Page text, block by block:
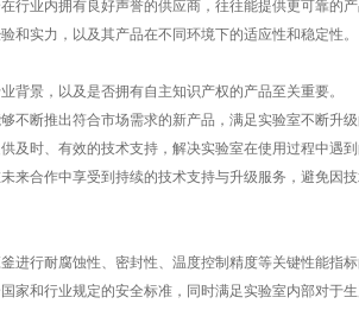
业内拥有良好声誉的供应商，往往能提供更可靠的产
实力，以及其产品在不同环境下的适应性和稳定性。
景，以及是否拥有自主知识产权的产品至关重要。
断推出符合市场需求的新产品，满足实验室不断升级
时、有效的技术支持，解决实验室在使用过程中遇到
合作中享受到持续的技术支持与升级服务，避免因技
行耐腐蚀性、密封性、温度控制精度等关键性能指标
和行业规定的安全标准，同时满足实验室内部对于生